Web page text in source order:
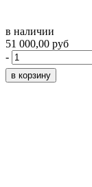
в наличии
51 000,00 руб
-